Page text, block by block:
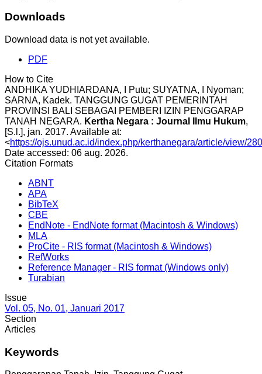
Downloads
Download data is not yet available.
PDF
How to Cite
ANDHIKA YUDHIARDANA, I Putu; SUYATNA, I Nyoman;
SARNA, Kadek. TANGGUNG GUGAT PEMERINTAH
PROVINSI BALI SEBAGAI PEMBERI IZIN PENGGARAP
TANAH NEGARA. Kertha Negara : Journal Ilmu Hukum,
[S.l.], jan. 2017. Available at:
<https://ojs.unud.ac.id/index.php/kerthanegara/article/view/
Date accessed: 06 aug. 2026.
Citation Formats
ABNT
APA
BibTeX
CBE
EndNote - EndNote format (Macintosh & Windows)
MLA
ProCite - RIS format (Macintosh & Windows)
RefWorks
Reference Manager - RIS format (Windows only)
Turabian
Issue
Vol. 05, No. 01, Januari 2017
Section
Articles
Keywords